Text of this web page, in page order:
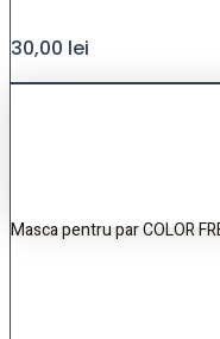
30,00 lei
Masca pentru par COLOR